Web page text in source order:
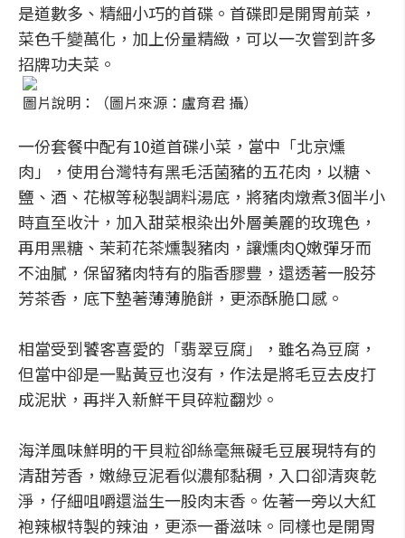
是道數多、精細小巧的首碟。首碟即是開胃前菜，
菜色千變萬化，加上份量精緻，可以一次嘗到許多
招牌功夫菜。
圖片說明：（圖片來源：盧育君 攝）
一份套餐中配有10道首碟小菜，當中「北京燻
肉」，使用台灣特有黑毛活菌豬的五花肉，以糖、
鹽、酒、花椒等秘製調料湯底，將豬肉燉煮3個半小
時直至收汁，加入甜菜根染出外層美麗的玫瑰色，
再用黑糖、茉莉花茶燻製豬肉，讓燻肉Q嫩彈牙而
不油膩，保留豬肉特有的脂香膠豐，還透著一股芬
芳茶香，底下墊著薄薄脆餅，更添酥脆口感。
相當受到饕客喜愛的「翡翠豆腐」，雖名為豆腐，
但當中卻是一點黃豆也沒有，作法是將毛豆去皮打
成泥狀，再拌入新鮮干貝碎粒翻炒。
海洋風味鮮明的干貝粒卻絲毫無礙毛豆展現特有的
清甜芳香，嫩綠豆泥看似濃郁黏稠，入口卻清爽乾
淨，仔細咀嚼還溢生一股肉末香。佐著一旁以大紅
袍辣椒特製的辣油，更添一番滋味。同樣也是開胃